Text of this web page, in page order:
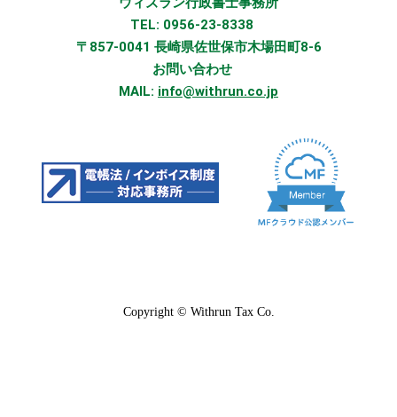
TEL: 0956-23-8338
〒857-0041 長崎県佐世保市木場田町8-6
お問い合わせ
MAIL: info@withrun.co.jp
Copyright © Withrun Tax Co.